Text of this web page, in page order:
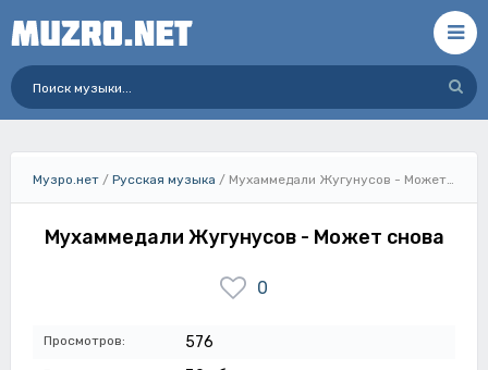
Музро.нет / Русская музыка / Мухаммедали Жугунусов - Может снова
Мухаммедали Жугунусов - Может снова
0
Просмотров: 576